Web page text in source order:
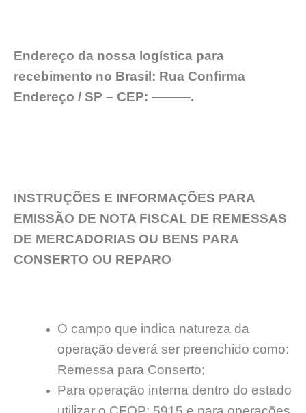
Endereço da nossa logística para
recebimento no Brasil: Rua Confirma
Endereço / SP – CEP: ———.
INSTRUÇÕES E INFORMAÇÕES PARA
EMISSÃO DE NOTA FISCAL DE REMESSAS
DE MERCADORIAS OU BENS PARA
CONSERTO OU REPARO
O campo que indica natureza da
operação deverá ser preenchido como:
Remessa para Conserto;
Para operação interna dentro do estado